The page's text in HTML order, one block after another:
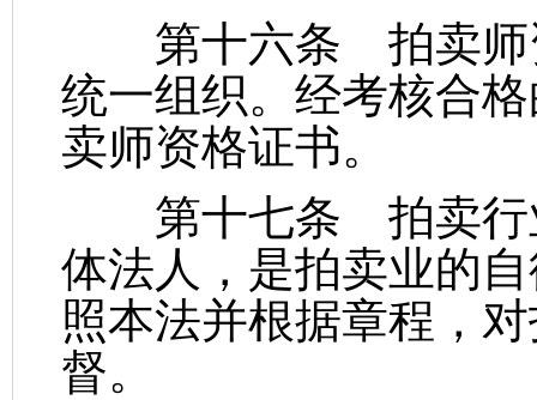
第十六条 拍卖师
统一组织。经考核合
卖师资格证书。
第十七条 拍卖行
体法人，是拍卖业的
照本法并根据章程，
督。